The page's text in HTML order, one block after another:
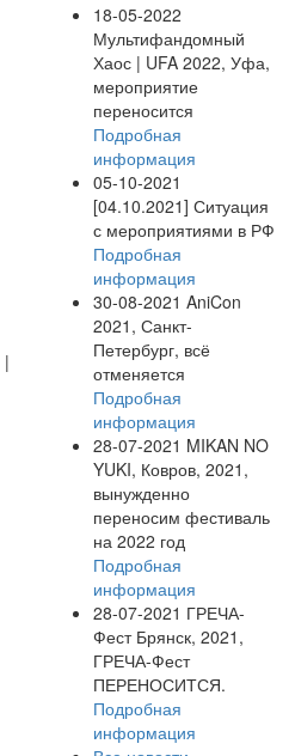
|
18-05-2022
Мультифандомный
Хаос | UFA 2022, Уфа,
мероприятие
переносится
Подробная
информация
05-10-2021
[04.10.2021] Ситуация
с мероприятиями в РФ
Подробная
информация
30-08-2021 AniCon
2021, Санкт-
Петербург, всё
отменяется
Подробная
информация
28-07-2021 MIKAN NO
YUKI, Ковров, 2021,
вынужденно
переносим фестиваль
на 2022 год
Подробная
информация
28-07-2021 ГРЕЧА-
Фест Брянск, 2021,
ГРЕЧА-Фест
ПЕРЕНОСИТСЯ.
Подробная
информация